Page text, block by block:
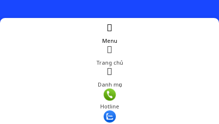
Menu
Trang chủ
Danh mục
Hotline